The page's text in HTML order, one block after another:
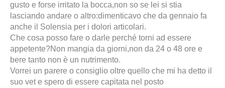
gusto e forse irritato la bocca,non so se lei si stia
lasciando andare o altro:dimenticavo che da gennaio fa
anche il Solensia per i dolori articolari.
Che cosa posso fare o darle perché torni ad essere
appetente?Non mangia da giorni,non da 24 o 48 ore e
bere tanto non è un nutrimento.
Vorrei un parere o consiglio oltre quello che mi ha detto il
suo vet e spero di essere capitata nel posto